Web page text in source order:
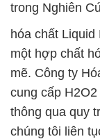
trong Nghiên
hóa chất
một hợp chất
mẽ. Công ty
cung cấp
thông qua quy
chúng tôi liên